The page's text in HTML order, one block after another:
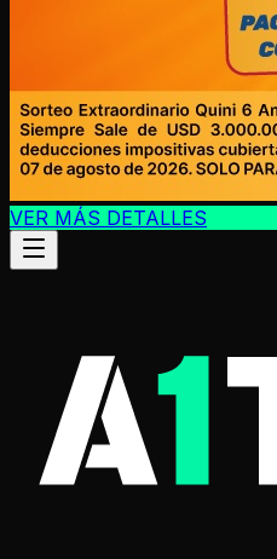
VER MÁS DETALLES